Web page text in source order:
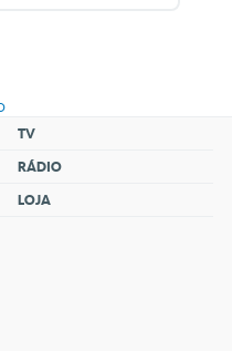
TV
RÁDIO
LOJA